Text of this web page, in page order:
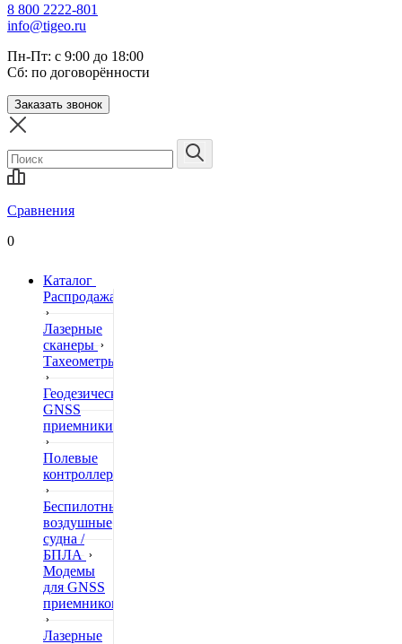
8 800 2222-801
info@tigeo.ru
Пн-Пт: с 9:00 до 18:00
Сб: по договорённости
Заказать звонок
Сравнения
0
Каталог
Распродажа
Лазерные
сканеры
Тахеометры
Геодезические
GNSS
приемники
Полевые
контроллеры
Беспилотные
воздушные
судна /
БПЛА
Модемы
для GNSS
приемников
Лазерные